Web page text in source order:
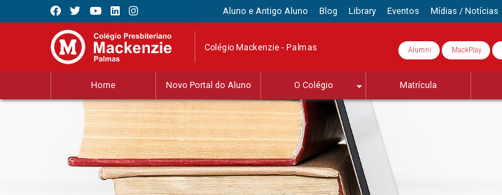
Aluno e Antigo Aluno Blog Library Eventos Mídias / Notícias
Colégio Mackenzie - Palmas Alumni MackPlay
Home Novo Portal do Aluno O Colégio Matrícula